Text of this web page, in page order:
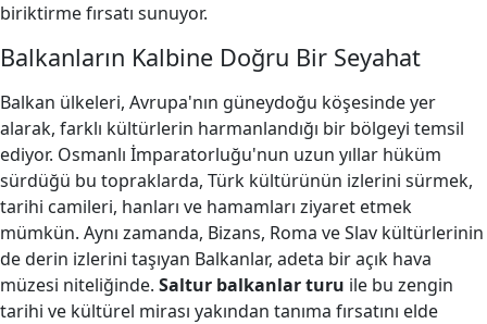
biriktirme fırsatı sunuyor.
Balkanların Kalbine Doğru Bir Seyahat
Balkan ülkeleri, Avrupa'nın güneydoğu köşesinde yer
alarak, farklı kültürlerin harmanlandığı bir bölgeyi temsil
ediyor. Osmanlı İmparatorluğu'nun uzun yıllar hüküm
sürdüğü bu topraklarda, Türk kültürünün izlerini sürmek,
tarihi camileri, hanları ve hamamları ziyaret etmek
mümkün. Aynı zamanda, Bizans, Roma ve Slav kültürlerinin
de derin izlerini taşıyan Balkanlar, adeta bir açık hava
müzesi niteliğinde. Saltur balkanlar turu ile bu zengin
tarihi ve kültürel mirası yakından tanıma fırsatını elde